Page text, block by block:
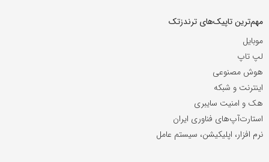
مهم‌ترین تاپیک‌های ترندزتک
موبایل
لپ تاپ
هوش مصنوعی
اینترنت و شبکه
هک و امنیت سایبری
استارت‌آپ‌های فناوری ایران
نرم افزار، اپلیکیشن، سیستم عامل